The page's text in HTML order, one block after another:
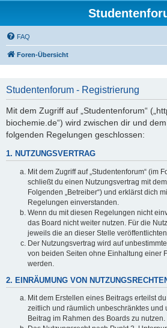
FAQ
Foren-Übersicht
Studentenforum - Registrierung
Mit dem Zugriff auf „Studentenforum“
biochemie.de“) wird zwischen dir und
folgenden Regelungen geschlossen:
1. NUTZUNGSVERTRAG
Mit dem Zugriff auf „Studentenforum“ (im
schließt du einen Nutzungsvertrag mit
Folgenden „Betreiber“) und erklärst dich
Regelungen einverstanden.
Wenn du mit diesen Regelungen nicht
das Board nicht weiter nutzen. Für die
jeweils die an dieser Stelle
Der Nutzungsvertrag wird auf
von beiden Seiten ohne Einhaltung einer
werden.
2. EINRÄUMUNG VON
Mit dem Erstellen eines Beitrags erteilst
zeitlich und räumlich unbeschränktes und
Beitrag im Rahmen des Boards zu nutzen.